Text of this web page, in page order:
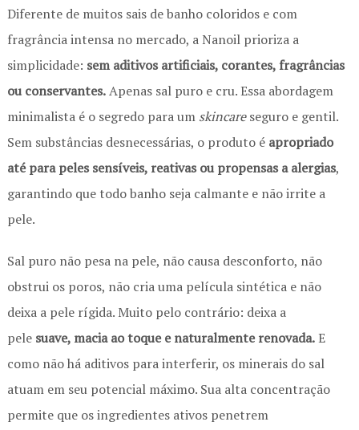
Diferente de muitos sais de banho coloridos e com
fragrância intensa no mercado, a Nanoil prioriza a
simplicidade: sem aditivos artificiais, corantes, fragrâncias
ou conservantes.Apenas sal puro e cru. Essa abordagem
minimalista é o segredo para um skincareseguro e gentil.
Sem substâncias desnecessárias, o produto é apropriado
até para peles sensíveis, reativas ou propensas a alergias,
garantindo que todo banho seja calmante e não irrite a
pele.
Sal puro não pesa na pele, não causa desconforto, não
obstrui os poros, não cria uma película sintética e não
deixa a pele rígida. Muito pelo contrário: deixa a
pele suave, macia ao toque e naturalmente renovada.E
como não há aditivos para interferir, os minerais do sal
atuam em seu potencial máximo. Sua alta concentração
permite que os ingredientes ativos penetrem